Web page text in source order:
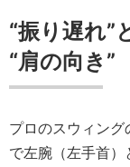
“振り遅れ”
“肩の向き”
プロのスウィン
で左腕（左手首